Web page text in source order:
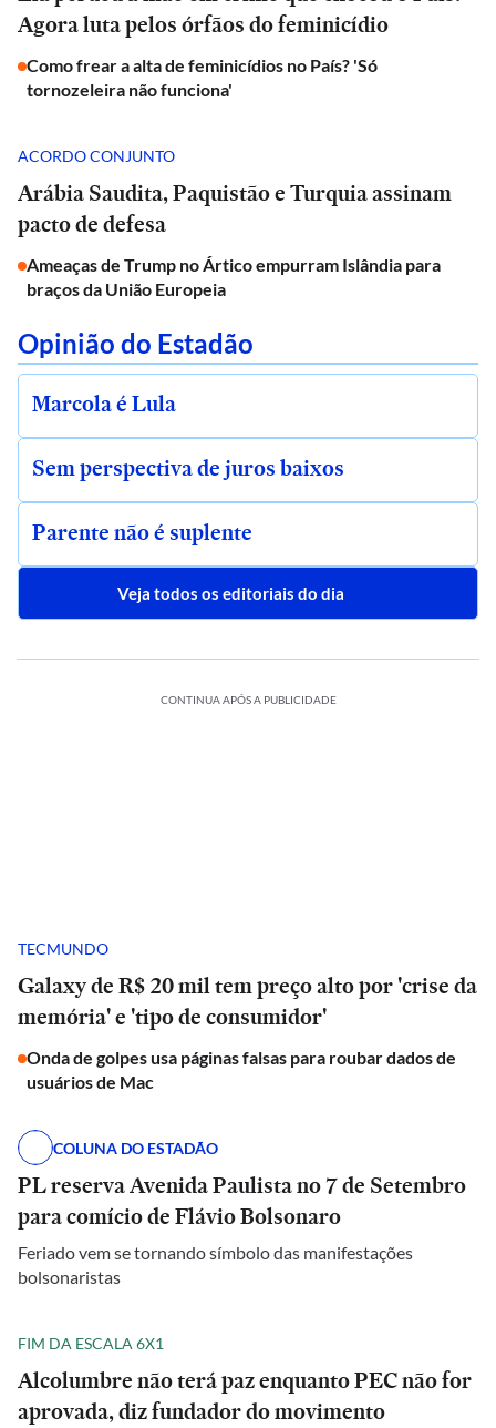
Agora luta pelos órfãos do feminicídio
Como frear a alta de feminicídios no País? 'Só
tornozeleira não funciona'
ACORDO CONJUNTO
Arábia Saudita, Paquistão e Turquia assinam
pacto de defesa
Ameaças de Trump no Ártico empurram Islândia para
braços da União Europeia
Opinião do Estadão
Marcola é Lula
Sem perspectiva de juros baixos
Parente não é suplente
Veja todos os editoriais do dia
CONTINUA APÓS A PUBLICIDADE
TECMUNDO
Galaxy de R$ 20 mil tem preço alto por 'crise da
memória' e 'tipo de consumidor'
Onda de golpes usa páginas falsas para roubar dados de
usuários de Mac
COLUNA DO ESTADÃO
PL reserva Avenida Paulista no 7 de Setembro
para comício de Flávio Bolsonaro
Feriado vem se tornando símbolo das manifestações
bolsonaristas
FIM DA ESCALA 6X1
Alcolumbre não terá paz enquanto PEC não for
aprovada, diz fundador do movimento